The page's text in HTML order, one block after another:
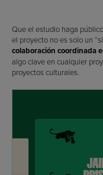
Que el estudio haga
el proyecto no es solo un
colaboración coordinada
algo clave en cualquier
proyectos culturales.